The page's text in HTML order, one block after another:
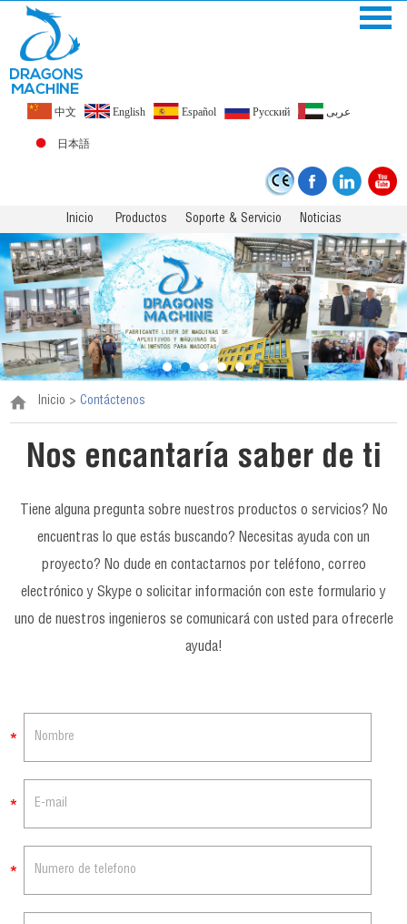
中文 English Español Pусский عربى
日本語
Inicio Productos Soporte & Servicio Noticias
Inicio >Contáctenos
Nos encantaría saber de ti
Tiene alguna pregunta sobre nuestros productos o servicios? No
encuentras lo que estás buscando? Necesitas ayuda con un
proyecto? No dude en contactarnos por teléfono, correo
electrónico y Skype o solicitar información con este formulario y
uno de nuestros ingenieros se comunicará con usted para ofrecerle
ayuda!